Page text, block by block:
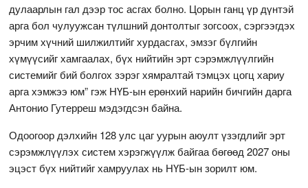
дулаарлын гал дээр тос асгах болно. Цорын ганц үр дүнтэй
арга бол чулуужсан түлшний донтолтыг зогсоох, сэргээгдэх
эрчим хүчний шилжилтийг хурдасгах, эмзэг бүлгийн
хүмүүсийг хамгаалах, бүх нийтийн эрт сэрэмжлүүлгийн
системийг бий болгох зэрэг хямралтай тэмцэх цогц хариу
арга хэмжээ юм” гэж НҮБ-ын ерөнхий нарийн бичгийн дарга
Антонио Гутерреш мэдэгдсэн байна.
Одоогоор дэлхийн 128 улс цаг уурын аюулт үзэгдлийг эрт
сэрэмжлүүлэх систем хэрэгжүүлж байгаа бөгөөд 2027 оны
эцэст бүх нийтийг хамруулах нь НҮБ-ын зорилт юм.